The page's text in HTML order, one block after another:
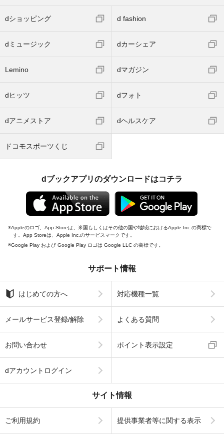
dショッピング d fashion
dミュージック dカーシェア
Lemino dマガジン
dヒッツ dフォト
dアニメストア dヘルスケア
ドコモスポーツくじ
dブックアプリのダウンロードはコチラ
Appleのロゴ、App Storeは、米国もしくはその他の国や地域におけるApple Inc.の商標で
す。App Storeは、Apple Inc.のサービスマークです。
Google Play および Google Play ロゴは Google LLC の商標です。
サポート情報
はじめての方へ 対応機種一覧
メールサービス登録/解除 よくある質問
お問い合わせ ポイント表示設定
dアカウントログイン
サイト情報
ご利用規約 提供事業者等に関する表示